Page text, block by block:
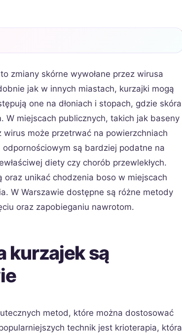
zmiany skórne wywołane przez wirusa
jak w innych miastach, kurzajki mogą
one na dłoniach i stopach, gdzie skóra
W miejscach publicznych, takich jak baseny
może przetrwać na powierzchniach
odpornościowym są bardziej podatne na
diety czy chorób przewlekłych.
unikać chodzenia boso w miejscach
W Warszawie dostępne są różne metody
oraz zapobieganiu nawrotom.
kurzajek są
metod, które można dostosować
technik jest krioterapia, która